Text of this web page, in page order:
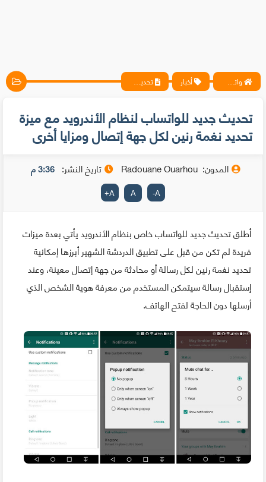
واتس آب ، فيسبوك ، أنترنت ، شروحات تقنية حصرية - المحترف أخبار تحديث جديد للواتساب لنظام الأندرويد مع ميزة تحديد نغمة رنين لكل جهة إتصال ومزايا أخرى
تحديث جديد للواتساب لنظام الأندرويد مع ميزة
تحديد نغمة رنين لكل جهة إتصال ومزايا أخرى
المدون: Radouane Ouarhou تاريخ النشر: 3:36 م
A
-
A
A
+
أطلق تحديث جديد للواتساب خاص بنظام الأندرويد يأتي بعدة ميزات
فريدة لم تكن من قبل على تطبيق الدردشة الشهير أبرزها إمكانية
تحديد نغمة رنين لكل رسالة أو محادثة من جهة إتصال معينة، وعند
إستقبال رسالة سيتمكن المستخدم من معرفة هوية الشخص الذي
أرسلها دون الحاجة لفتح الهاتف.